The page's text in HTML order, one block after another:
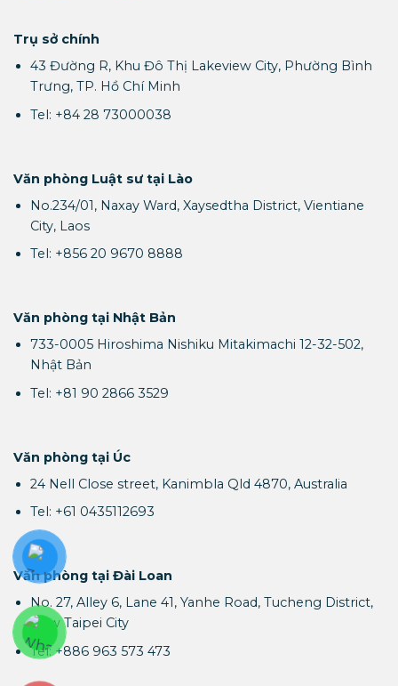
Trụ sở chính
43 Đường R, Khu Đô Thị Lakeview City, Phường Bình
Trưng, TP. Hồ Chí Minh
Tel: +84 28 73000038
Văn phòng Luật sư tại Lào
No.234/01, Naxay Ward, Xaysedtha District, Vientiane
City, Laos
Tel: +856 20 9670 8888
Văn phòng tại Nhật Bản
733-0005 Hiroshima Nishiku Mitakimachi 12-32-502,
Nhật Bản
Tel: +81 90 2866 3529
Văn phòng tại Úc
24 Nell Close street, Kanimbla Qld 4870, Australia
Tel: +61 0435112693
Văn phòng tại Đài Loan
No. 27, Alley 6, Lane 41, Yanhe Road, Tucheng District,
New Taipei City
Tel: +886 963 573 473